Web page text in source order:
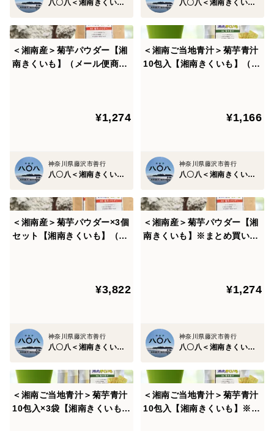
熱量 337kcal
脂質 0.8g
炭水化物 81.7g
食塩相当量 0g
八〇八の菊芋商品人気Ｎｏ１．「菊芋青汁」
https://www.tabechoku.com/products/12177
お得なセット：
八〇八＜湘南きくいも専門店＞ 八〇八＜湘南きくいも専門店＞
＜湘南産＞菊芋パウダー【湘
南きくいも】（メール便商
¥1,274
神奈川県藤沢市善行
八〇八＜湘南きくいも専門店＞
＜湘南ご当地青汁＞菊芋青汁
10包入【湘南きくいも】（メ
¥1,166
神奈川県藤沢市善行
八〇八＜湘南きくいも専門店＞
＜湘南産＞菊芋パウダー×3個
セット【湘南きくいも】（メ
¥3,822
神奈川県藤沢市善行
八〇八＜湘南きくいも専門店＞
＜湘南産＞菊芋パウダー【湘
南きくいも】※まとめ買い対
¥1,274
神奈川県藤沢市善行
八〇八＜湘南きくいも専門店＞
＜湘南ご当地青汁＞菊芋青汁
10包入×3袋【湘南きくいも】
＜湘南ご当地青汁＞菊芋青汁
10包入【湘南きくいも】※ま